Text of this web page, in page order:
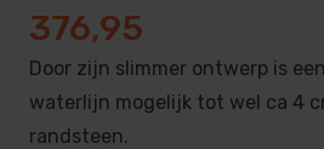
376,95
Door zijn slimmer ontwerp is
waterlijn mogelijk tot wel ca 4
randsteen.